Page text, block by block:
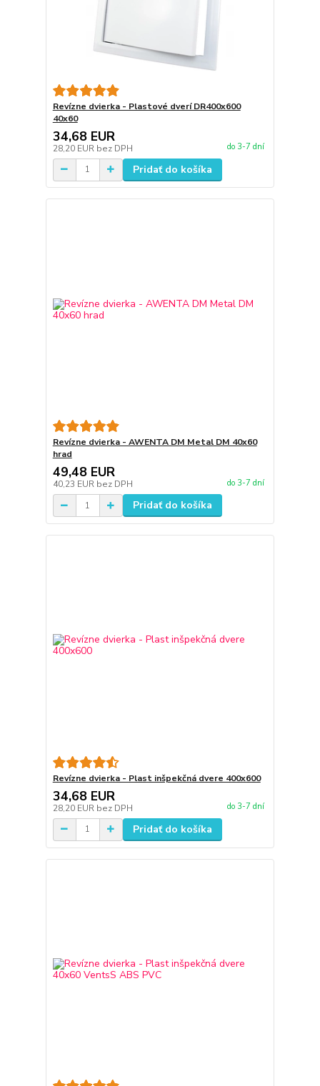
Revízne dvierka - Plastové dverí DR400x600
40x60
34,68 EUR
28,20 EUR bez DPH do 3-7 dní
Pridať do košíka
Revízne dvierka - AWENTA DM Metal DM 40x60
hrad
49,48 EUR
40,23 EUR bez DPH do 3-7 dní
Pridať do košíka
Revízne dvierka - Plast inšpekčná dvere 400x600
34,68 EUR
28,20 EUR bez DPH do 3-7 dní
Pridať do košíka